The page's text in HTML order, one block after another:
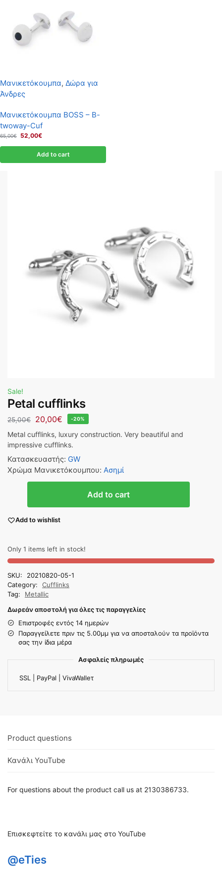
Μανικετόκουμπα, Δώρα για
Άνδρες
Μανικετόκουμπα BOSS – B-
twoway-Cuf
65,00€ 52,00€
Add to cart
Sale!
Petal cufflinks
25,00€ 20,00€ -20%
Metal cufflinks, luxury construction. Very beautiful and
impressive cufflinks.
Κατασκευαστής: GW
Χρώμα Μανικετόκουμπου: Ασημί
Add to cart
Add to wishlist
Only 1 items left in stock!
SKU:
20210820-05-1
Category:
Cufflinks
Tag:
Metallic
Δωρεάν αποστολή για όλες τις παραγγελίες
Επιστροφές εντός 14 ημερών
Παραγγείλετε πριν τις 5.00μμ για να αποσταλούν τα προϊόντα
σας την ίδια μέρα
Ασφαλείς πληρωμές
SSL | PayPal | VivaWalleτ
Product questions
Κανάλι YouTube
For questions about the product call us at 2130386733.
Επισκεφτείτε το κανάλι μας στο YouTube
@eTies